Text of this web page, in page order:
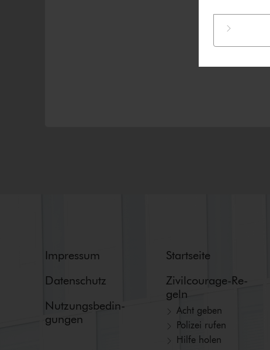
Impressum
Datenschutz
Nut­zungs­be­din­
gun­gen
Startseite
Zi­vil­cou­ra­ge-Re­
geln
Acht geben
Polizei rufen
Hilfe holen